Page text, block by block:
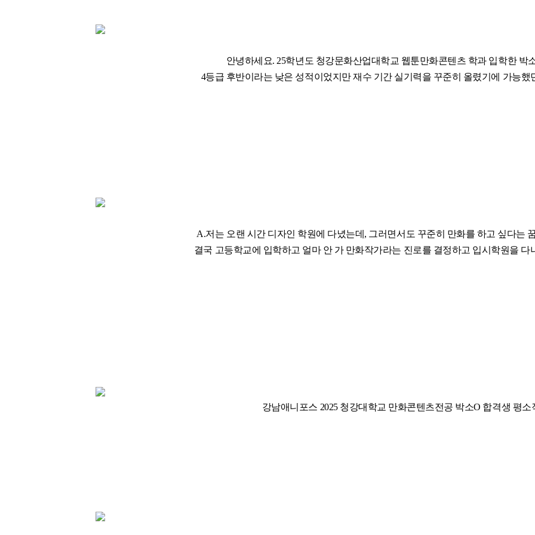
안녕하세요. 25학년도 청강문화산업대학교 웹툰만화콘텐츠 학과 입학한 박
4등급 후반이라는 낮은 성적이었지만 재수 기간 실기력을 꾸준히 올렸기에 가능했
A.저는 오랜 시간 디자인 학원에 다녔는데, 그러면서도 꾸준히 만화를 하고 싶다는
결국 고등학교에 입학하고 얼마 안 가 만화작가라는 진로를 결정하고 입시학원을 다
강남애니포스 2025 청강대학교 만화콘텐츠전공 박소O 합격생 평소